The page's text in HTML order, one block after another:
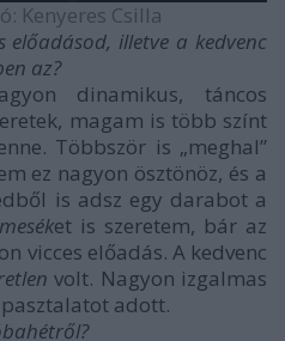
Kenyeres Csilla
előadásod, illetve a kedvenc
az?
dinamikus, táncos
magam is több színt
Többször is „meghal”
ez nagyon ösztönöz, és a
is adsz egy darabot a
et is szeretem, bár az
vicces előadás. A kedvenc
volt. Nagyon izgalmas
adott.